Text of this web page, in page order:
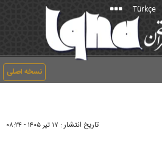
Türkçe
نسخه اصلی
تاریخ انتشار : ۱۷ تير ۱۴۰۵ - ۰۸:۲۴